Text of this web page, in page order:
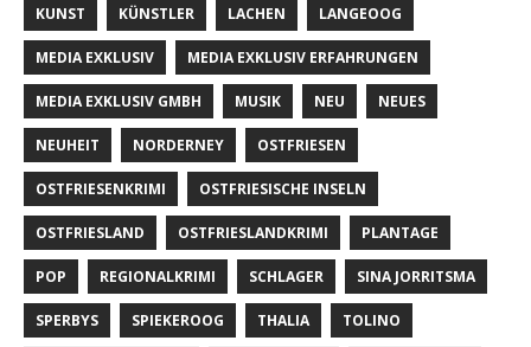
KUNST KÜNSTLER LACHEN LANGEOOG
MEDIA EXKLUSIV MEDIA EXKLUSIV ERFAHRUNGEN
MEDIA EXKLUSIV GMBH MUSIK NEU NEUES
NEUHEIT NORDERNEY OSTFRIESEN
OSTFRIESENKRIMI OSTFRIESISCHE INSELN
OSTFRIESLAND OSTFRIESLANDKRIMI PLANTAGE
POP REGIONALKRIMI SCHLAGER SINA JORRITSMA
SPERBYS SPIEKEROOG THALIA TOLINO